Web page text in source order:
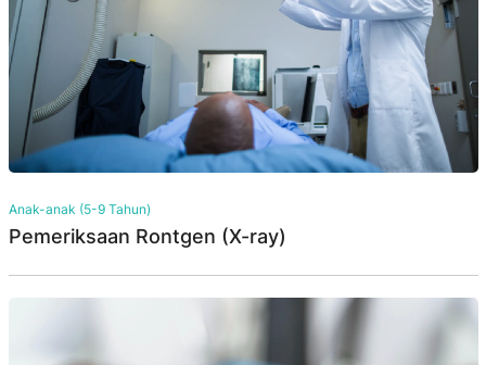
Anak-anak (5-9 Tahun)
Pemeriksaan Rontgen (X-ray)